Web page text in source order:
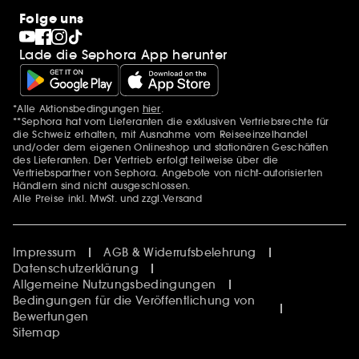
Clean at Sephora
Pride
Folge uns
Lade die Sephora App herunter
Zusätzlich Erwähnungen
*Alle Aktionsbedingungen hier.
**Sephora hat vom Lieferanten die exklusiven Vertriebsrechte für
die Schweiz erhalten, mit Ausnahme vom Reiseeinzelhandel
und/oder dem eigenen Onlineshop und stationären Geschäften
des Lieferanten. Der Vertrieb erfolgt teilweise über die
Vertriebspartner von Sephora. Angebote von nicht-autorisierten
Händlern sind nicht ausgeschlossen.
Alle Preise inkl. MwSt. und zzgl.Versand
Impressum
AGB & Widerrufsbelehrung
Datenschutzerklärung
Allgemeine Nutzungsbedingungen
Bedingungen für die Veröffentlichung von
Bewertungen
Sitemap